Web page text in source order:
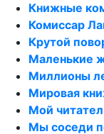
Книжные
Комиссар
Крутой
Маленькие
Миллионы
Мировая
Мой
Мы соседи